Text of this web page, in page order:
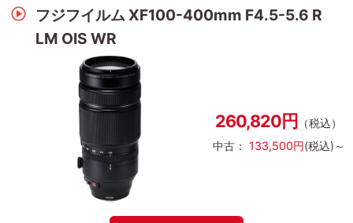
フジフイルム XF100-400mm F4.5-5.6 R
LM OIS WR
260,820円 （税込）
中古： 133,500円(税込)～